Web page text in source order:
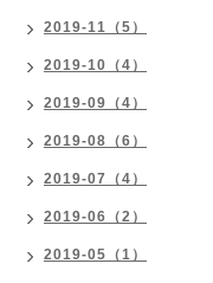
2019-11（5）
2019-10（4）
2019-09（4）
2019-08（6）
2019-07（4）
2019-06（2）
2019-05（1）